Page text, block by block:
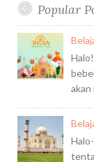
Popular
akan